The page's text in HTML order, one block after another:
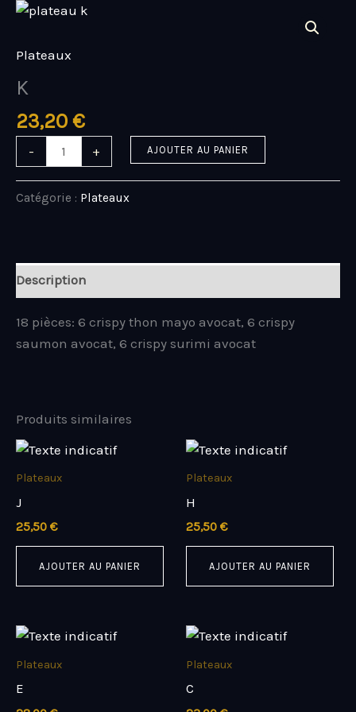
Aller
contenu
Plateaux
K
23,20 €
-
quantité
K
+ AJOUTER AU PANIER
Catégorie : Plateaux
Description
18 pièces: 6 crispy thon mayo avocat, 6 crispy
saumon avocat, 6 crispy surimi avocat
Produits similaires
Plateaux
J
25,50 €
AJOUTER AU PANIER
Plateaux
H
25,50 €
AJOUTER AU PANIER
Plateaux
E
Plateaux
C